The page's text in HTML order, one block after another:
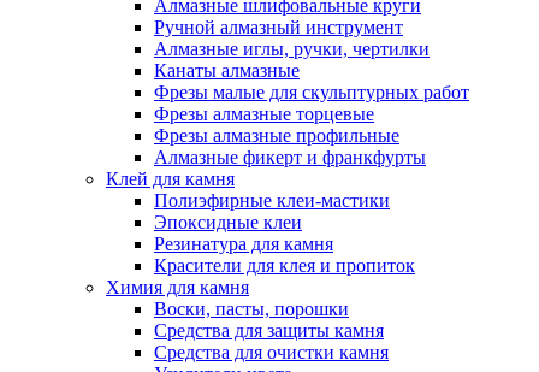
Алмазные шлифовальные круги
Ручной алмазный инструмент
Алмазные иглы, ручки, чертилки
Канаты алмазные
Фрезы малые для скульптурных работ
Фрезы алмазные торцевые
Фрезы алмазные профильные
Алмазные фикерт и франкфурты
Клей для камня
Полиэфирные клеи-мастики
Эпоксидные клеи
Резинатура для камня
Красители для клея и пропиток
Химия для камня
Воски, пасты, порошки
Средства для защиты камня
Средства для очистки камня